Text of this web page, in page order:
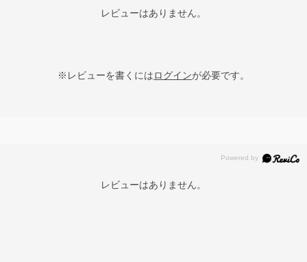
レビューはありません。
※レビューを書くにはログインが必要です。
レビューはありません。